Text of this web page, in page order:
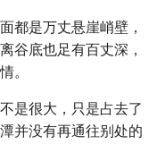
都是万丈悬崖峭壁，
谷底也足有百丈深，
。
是很大，只是占去了
并没有再通往别处的